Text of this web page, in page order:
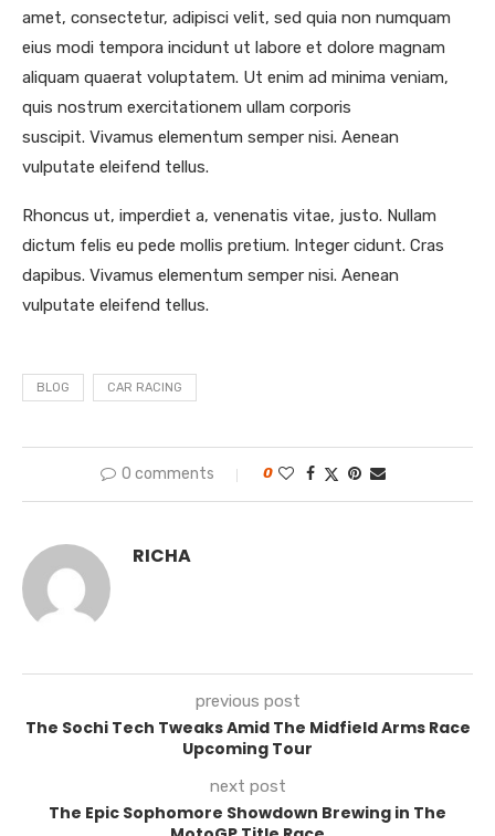
amet, consectetur, adipisci velit, sed quia non numquam
eius modi tempora incidunt ut labore et dolore magnam
aliquam quaerat voluptatem. Ut enim ad minima veniam,
quis nostrum exercitationem ullam corporis
suscipit. Vivamus elementum semper nisi. Aenean
vulputate eleifend tellus.
Rhoncus ut, imperdiet a, venenatis vitae, justo. Nullam
dictum felis eu pede mollis pretium. Integer cidunt. Cras
dapibus. Vivamus elementum semper nisi. Aenean
vulputate eleifend tellus.
BLOG CAR RACING
0 comments 0
RICHA
previous post
The Sochi Tech Tweaks Amid The Midfield Arms Race
Upcoming Tour
next post
The Epic Sophomore Showdown Brewing in The